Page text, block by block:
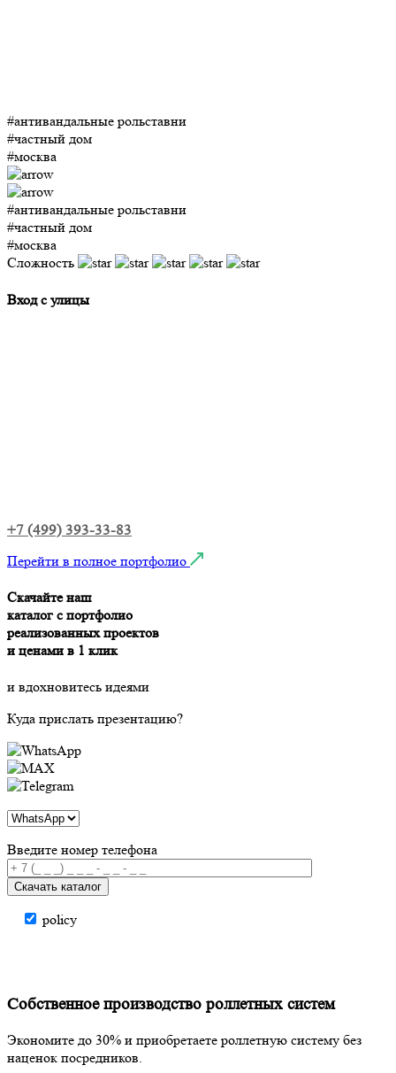
#антивандальные рольставни
#частный дом
#москва
#антивандальные рольставни
#частный дом
#москва
Сложность
Вход с улицы
+7 (499) 393-33-83
Перейти в полное портфолио
Скачайте наш
каталог с портфолио
реализованных проектов
и ценами в 1 клик
и вдохновитесь идеями
Куда прислать презентацию?
Введите номер телефона
Скачать каталог
policy
Собственное производство роллетных систем
Экономите до 30% и приобретаете роллетную систему без
наценок посредников.